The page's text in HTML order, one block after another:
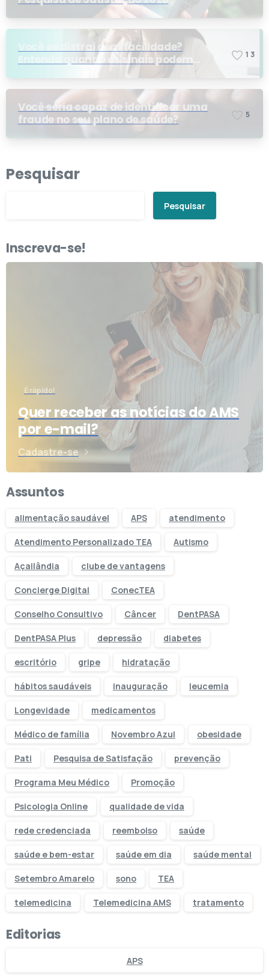
Você se distrai com facilidade?
Entenda quando os sinais podem
1 3
Você seria capaz de identificar uma
fraude no seu plano de saúde?
5
Pesquisar
Pesquisar
Inscreva-se!
É rápido!
Quer receber as notícias do AMS
por e-mail?
Cadastre-se
Assuntos
alimentação saudável APS atendimento
Atendimento Personalizado TEA Autismo
Açailândia clube de vantagens
Concierge Digital ConecTEA
Conselho Consultivo Câncer DentPASA
DentPASA Plus depressão diabetes
escritório gripe hidratação
hábitos saudáveis inauguração leucemia
Longevidade medicamentos
Médico de família Novembro Azul obesidade
Pati Pesquisa de Satisfação prevenção
Programa Meu Médico Promoção
Psicologia Online qualidade de vida
rede credenciada reembolso saúde
saúde e bem-estar saúde em dia saúde mental
Setembro Amarelo sono TEA
telemedicina Telemedicina AMS tratamento
Editorias
APS